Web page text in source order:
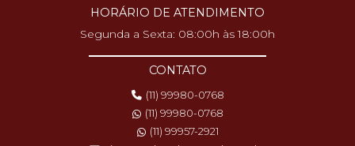
HORÁRIO DE ATENDIMENTO
Segunda a Sexta: 08:00h às 18:00h
CONTATO
(11) 99980-0768
(11) 99980-0768
(11) 99957-2921